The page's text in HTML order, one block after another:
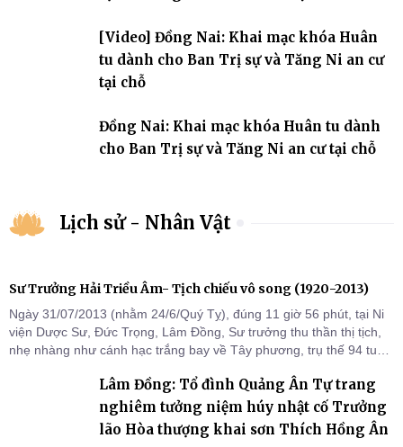
[Video] Đồng Nai: Khai mạc khóa Huân
tu dành cho Ban Trị sự và Tăng Ni an cư
tại chỗ
Đồng Nai: Khai mạc khóa Huân tu dành
cho Ban Trị sự và Tăng Ni an cư tại chỗ
Lịch sử - Nhân Vật
Sư Trưởng Hải Triều Âm- Tịch chiếu vô song (1920-2013)
Ngày 31/07/2013 (nhằm 24/6/Quý Tỵ), đúng 11 giờ 56 phút, tại Ni
viện Dược Sư, Đức Trọng, Lâm Đồng, Sư trưởng thu thần thị tịch,
nhẹ nhàng như cánh hạc trắng bay về Tây phương, trụ thế 94 tuổi
Lâm Đồng: Tổ đình Quảng Ân Tự trang
nghiêm tưởng niệm húy nhật cố Trưởng
lão Hòa thượng khai sơn Thích Hồng Ân